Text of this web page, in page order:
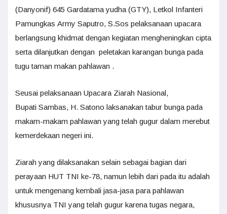
(Danyonif) 645 Gardatama yudha (GTY), Letkol Infanteri
Pamungkas Army Saputro, S.Sos pelaksanaan upacara
berlangsung khidmat dengan kegiatan mengheningkan cipta
serta dilanjutkan dengan peletakan karangan bunga pada
tugu taman makan pahlawan .
Seusai pelaksanaan Upacara Ziarah Nasional,
Bupati Sambas, H. Satono laksanakan tabur bunga pada
makam-makam pahlawan yang telah gugur dalam merebut
kemerdekaan negeri ini.
Ziarah yang dilaksanakan selain sebagai bagian dari
perayaan HUT TNI ke-78, namun lebih dari pada itu adalah
untuk mengenang kembali jasa-jasa para pahlawan
khususnya TNI yang telah gugur karena tugas negara,